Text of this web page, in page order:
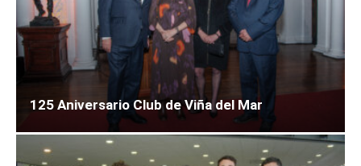
125 Aniversario Club de Viña del Mar